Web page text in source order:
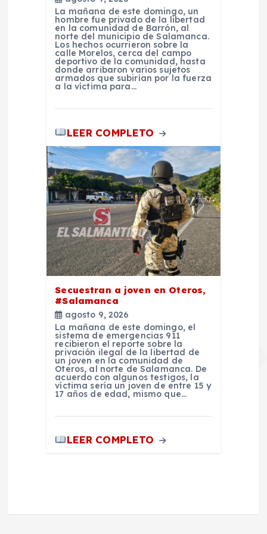
La mañana de este domingo, un
hombre fue privado de la libertad
en la comunidad de Barrón, al
norte del municipio de Salamanca.
Los hechos ocurrieron sobre la
calle Morelos, cerca del campo
deportivo de la comunidad, hasta
donde arribaron varios sujetos
armados que subirían por la fuerza
a la víctima para…
LEER COMPLETO
Secuestran a joven en Oteros,
#Salamanca
agosto 9, 2026
La mañana de este domingo, el
sistema de emergencias 911
recibieron el reporte sobre la
privación ilegal de la libertad de
un joven en la comunidad de
Oteros, al norte de Salamanca. De
acuerdo con algunos testigos, la
víctima sería un joven de entre 15 y
17 años de edad, mismo que…
LEER COMPLETO